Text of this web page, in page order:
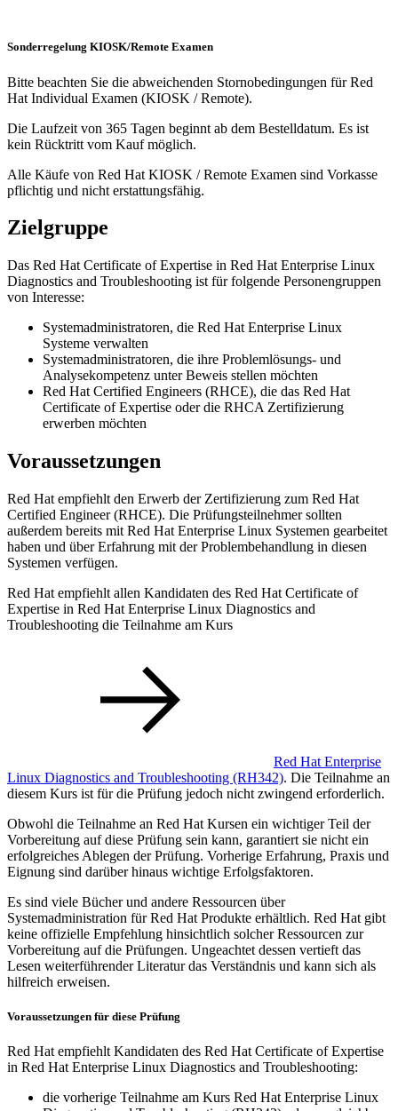
Sonderregelung KIOSK/Remote Examen
Bitte beachten Sie die abweichenden Stornobedingungen für Red
Hat Individual Examen (KIOSK / Remote).
Die Laufzeit von 365 Tagen beginnt ab dem Bestelldatum. Es ist
kein Rücktritt vom Kauf möglich.
Alle Käufe von Red Hat KIOSK / Remote Examen sind Vorkasse
pflichtig und nicht erstattungsfähig.
Zielgruppe
Das Red Hat Certificate of Expertise in Red Hat Enterprise Linux
Diagnostics and Troubleshooting ist für folgende Personengruppen
von Interesse:
Systemadministratoren, die Red Hat Enterprise Linux
Systeme verwalten
Systemadministratoren, die ihre Problemlösungs- und
Analysekompetenz unter Beweis stellen möchten
Red Hat Certified Engineers (RHCE), die das Red Hat
Certificate of Expertise oder die RHCA Zertifizierung
erwerben möchten
Voraussetzungen
Red Hat empfiehlt den Erwerb der Zertifizierung zum Red Hat
Certified Engineer (RHCE). Die Prüfungsteilnehmer sollten
außerdem bereits mit Red Hat Enterprise Linux Systemen gearbeitet
haben und über Erfahrung mit der Problembehandlung in diesen
Systemen verfügen.
Red Hat empfiehlt allen Kandidaten des Red Hat Certificate of
Expertise in Red Hat Enterprise Linux Diagnostics and
Troubleshooting die Teilnahme am Kurs
Red Hat Enterprise
Linux Diagnostics and Troubleshooting (RH342). Die Teilnahme an
diesem Kurs ist für die Prüfung jedoch nicht zwingend erforderlich.
Obwohl die Teilnahme an Red Hat Kursen ein wichtiger Teil der
Vorbereitung auf diese Prüfung sein kann, garantiert sie nicht ein
erfolgreiches Ablegen der Prüfung. Vorherige Erfahrung, Praxis und
Eignung sind darüber hinaus wichtige Erfolgsfaktoren.
Es sind viele Bücher und andere Ressourcen über
Systemadministration für Red Hat Produkte erhältlich. Red Hat gibt
keine offizielle Empfehlung hinsichtlich solcher Ressourcen zur
Vorbereitung auf die Prüfungen. Ungeachtet dessen vertieft das
Lesen weiterführender Literatur das Verständnis und kann sich als
hilfreich erweisen.
Voraussetzungen für diese Prüfung
Red Hat empfiehlt Kandidaten des Red Hat Certificate of Expertise
in Red Hat Enterprise Linux Diagnostics and Troubleshooting:
die vorherige Teilnahme am Kurs Red Hat Enterprise Linux